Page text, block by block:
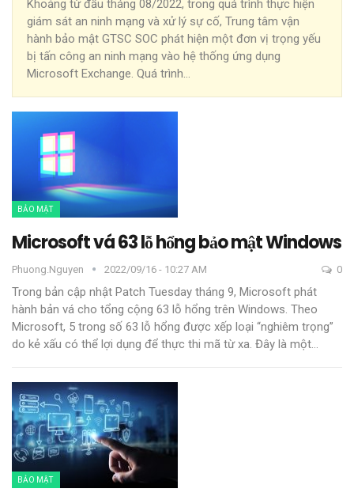
Khoảng từ đầu tháng 08/2022, trong quá trình thực hiện
giám sát an ninh mạng và xử lý sự cố, Trung tâm vận
hành bảo mật GTSC SOC phát hiện một đơn vị trọng yếu
bị tấn công an ninh mạng vào hệ thống ứng dụng
Microsoft Exchange. Quá trình
BẢO MẬT
Microsoft vá 63 lỗ hổng bảo mật Windows
Phuong.nguyen 2022/09/16 - 10:27 AM 0
Trong bản cập nhật Patch Tuesday tháng 9, Microsoft phát
hành bản vá cho tổng cộng 63 lỗ hổng trên Windows. Theo
Microsoft, 5 trong số 63 lỗ hổng được xếp loại “nghiêm trọng”
do kẻ xấu có thể lợi dụng để thực thi mã từ xa. Đây là một…
BẢO MẬT